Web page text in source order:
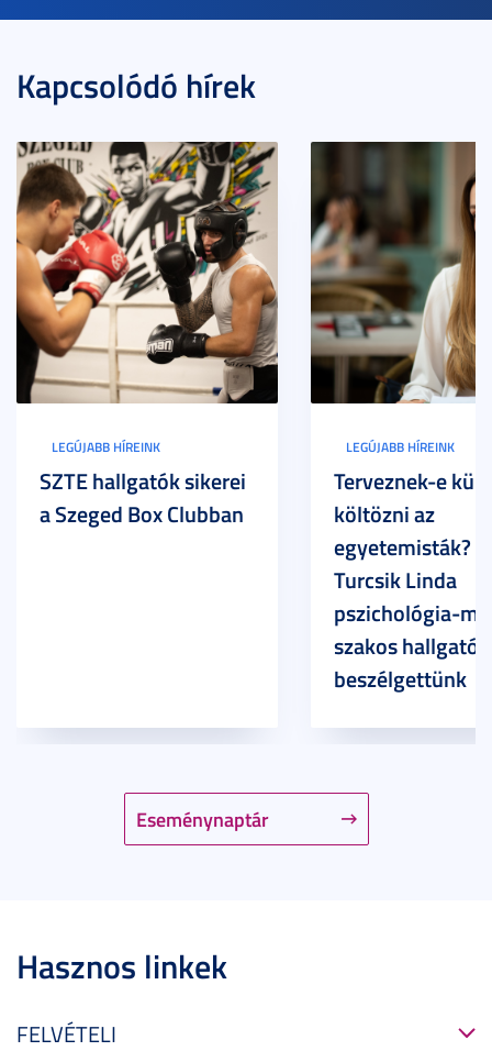
Kapcsolódó hírek
Eseménynaptár
LEGÚJABB HÍREINK
SZTE hallgatók sikerei
a Szeged Box Clubban
LEGÚJABB HÍREINK
Terveznek-e
költözni az
egyetemisták? –
Turcsik Linda
pszichológia-
szakos
beszélgettünk
Hasznos linkek
FELVÉTELI